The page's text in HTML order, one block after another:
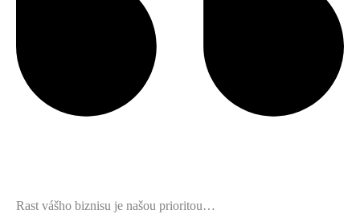
Rast vášho biznisu je našou prioritou…